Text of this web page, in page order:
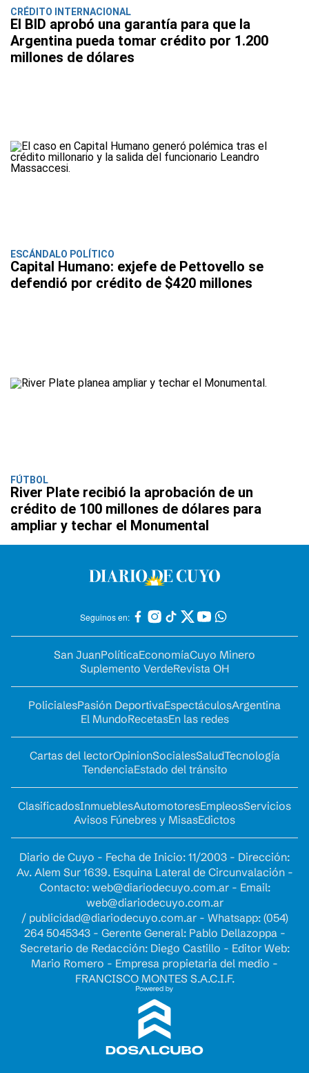
CRÉDITO INTERNACIONAL
El BID aprobó una garantía para que la
Argentina pueda tomar crédito por 1.200
millones de dólares
ESCÁNDALO POLÍTICO
Capital Humano: exjefe de Pettovello se
defendió por crédito de $420 millones
FÚTBOL
River Plate recibió la aprobación de un
crédito de 100 millones de dólares para
ampliar y techar el Monumental
Seguinos en:
San JuanPolíticaEconomíaCuyo Minero
Suplemento VerdeRevista OH
PolicialesPasión DeportivaEspectáculosArgentina
El MundoRecetasEn las redes
Cartas del lectorOpinionSocialesSaludTecnología
TendenciaEstado del tránsito
ClasificadosInmueblesAutomotoresEmpleosServicios
Avisos Fúnebres y MisasEdictos
Diario de Cuyo - Fecha de Inicio: 11/2003 - Dirección:
Av. Alem Sur 1639. Esquina Lateral de Circunvalación -
Contacto: web@diariodecuyo.com.ar- Email:
web@diariodecuyo.com.ar
/ publicidad@diariodecuyo.com.ar- Whatsapp: (054)
264 5045343 - Gerente General: Pablo Dellazoppa -
Secretario de Redacción: Diego Castillo - Editor Web:
Mario Romero - Empresa propietaria del medio -
FRANCISCO MONTES S.A.C.I.F.